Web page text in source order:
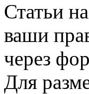
Статьи
ваши
через
Для